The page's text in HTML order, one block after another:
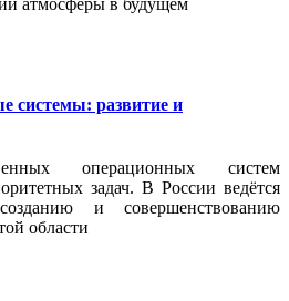
системы: развитие и
операционных систем
задач. В России ведётся
и совершенствованию
области